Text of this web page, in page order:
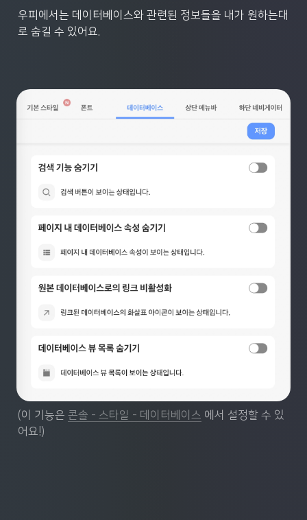
우피에서는 데이터베이스와 관련된 정보들을 내가 원하는대
로 숨길 수 있어요.
(이 기능은 콘솔 - 스타일 - 데이터베이스 에서 설정할 수 있
어요!)